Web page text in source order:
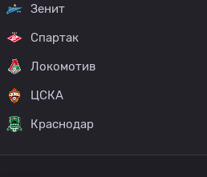
Зенит
Спартак
Локомотив
ЦСКА
Краснодар